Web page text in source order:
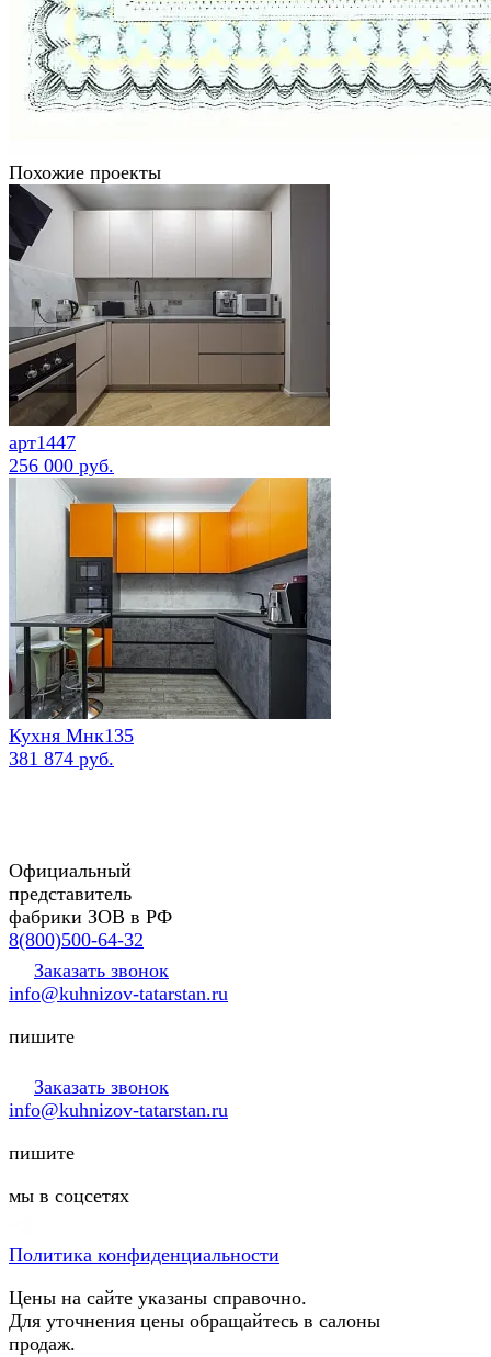
Похожие проекты
арт1447
256 000 руб.
Кухня Мнк135
381 874 руб.
Официальный
представитель
фабрики ЗОВ в РФ
8(800)500-64-32
Заказать звонок
info@kuhnizov-tatarstan.ru
пишите
Заказать звонок
info@kuhnizov-tatarstan.ru
пишите
мы в соцсетях
Политика конфиденциальности
Цены на сайте указаны справочно.
Для уточнения цены обращайтесь в салоны
продаж.